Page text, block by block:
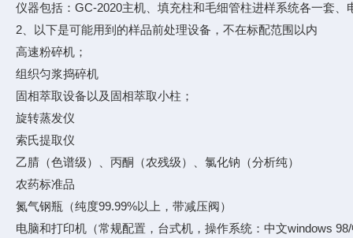
仪器包括：GC-2020主机、填充柱和毛细管柱进样系统各一套
2、以下是可能用到的样品前处理设备，不在标配范围以内
高速粉碎机；
组织匀浆捣碎机
固相萃取设备以及固相萃取小柱；
旋转蒸发仪
索氏提取仪
乙腈（色谱级）、丙酮（农残级）、氯化钠（分析纯）
农药标准品
氮气钢瓶（纯度99.99%以上，带减压阀）
电脑和打印机（常规配置，台式机，操作系统：中文windows